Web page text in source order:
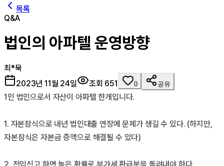
목록
Q&A
법인의 아파텔 운영방향
최*묵
2023년 11월 24일
조회 651 0 공유
1인 법인으로서 자산이 아파텔 한개입니다.
1. 자본잠식으로 내년 법인대출 연장에 문제가 생길 수 있다. (하지만,
자본잠식은 자본금 증액으로 해결될 수 있다)